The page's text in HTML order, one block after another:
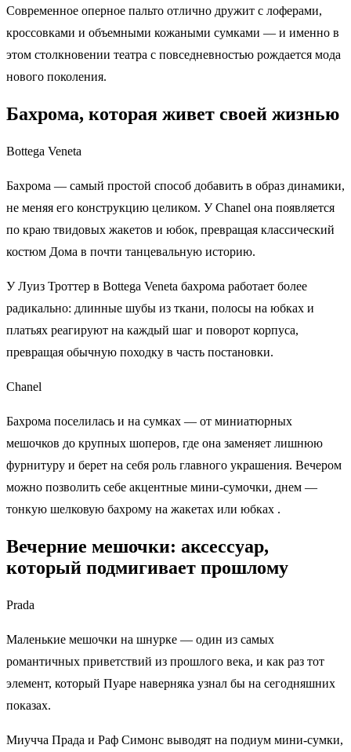
Современное оперное пальто отлично дружит с лоферами,
кроссовками и объемными кожаными сумками — и именно в
этом столкновении театра с повседневностью рождается мода
нового поколения.
Бахрома, которая живет своей жизнью
Bottega Veneta
Бахрома — самый простой способ добавить в образ динамики,
не меняя его конструкцию целиком. У Chanel она появляется
по краю твидовых жакетов и юбок, превращая классический
костюм Дома в почти танцевальную историю.
У Луиз Троттер в Bottega Veneta бахрома работает более
радикально: длинные шубы из ткани, полосы на юбках и
платьях реагируют на каждый шаг и поворот корпуса,
превращая обычную походку в часть постановки.
Chanel
Бахрома поселилась и на сумках — от миниатюрных
мешочков до крупных шоперов, где она заменяет лишнюю
фурнитуру и берет на себя роль главного украшения. Вечером
можно позволить себе акцентные мини-сумочки, днем —
тонкую шелковую бахрому на жакетах или юбках .
Вечерние мешочки: аксессуар,
который подмигивает прошлому
Prada
Маленькие мешочки на шнурке — один из самых
романтичных приветствий из прошлого века, и как раз тот
элемент, который Пуаре наверняка узнал бы на сегодняшних
показах.
Миучча Прада и Раф Симонс выводят на подиум мини‑сумки,